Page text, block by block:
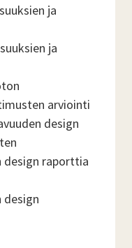
ja
ja
arviointi
design
design raporttia
design